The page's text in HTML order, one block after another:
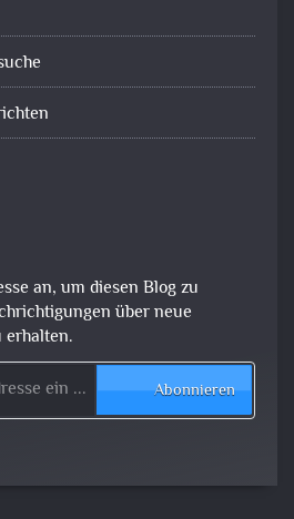
an, um diesen Blog zu
über neue
Abonnieren